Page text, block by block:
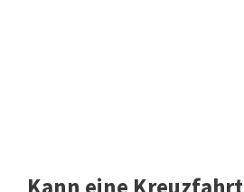
Kann eine Kreuzfahrt